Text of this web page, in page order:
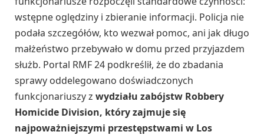
wstępne oględziny i zbieranie informacji. Policja nie
podała szczegółów, kto wezwał pomoc, ani jak długo
małżeństwo przebywało w domu przed przyjazdem
służb. Portal RMF 24 podkreślił, że do zbadania
sprawy oddelegowano doświadczonych
funkcjonariuszy z wydziału zabójstw Robbery
Homicide Division, który zajmuje się
najpoważniejszymi przestępstwami w Los